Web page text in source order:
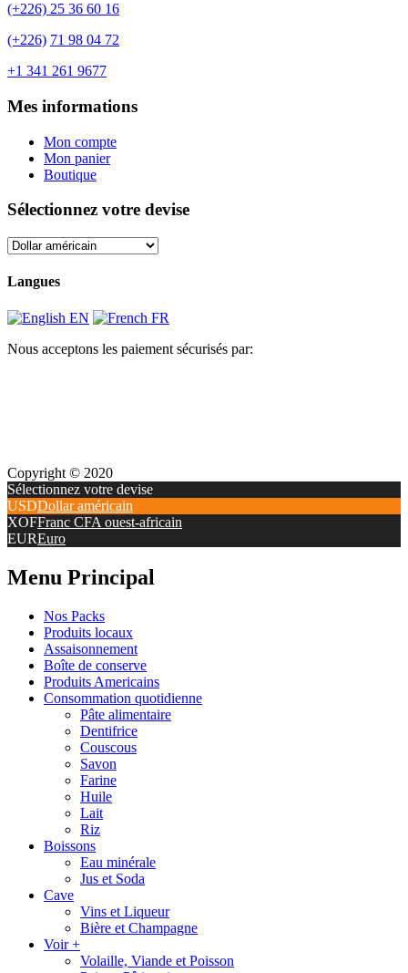
(+226) 25 36 60 16
(+226) 71 98 04 72
+1 341 261 9677
Mes informations
Mon compte
Mon panier
Boutique
Sélectionnez votre devise
Langues
EN
FR
Nous acceptons les paiement sécurisés par:
Copyright © 2020
Sélectionnez votre devise
USDDollar américain
XOFFranc CFA ouest-africain
EUREuro
Menu Principal
Nos Packs
Produits locaux
Assaisonnement
Boîte de conserve
Produits Americains
Consommation quotidienne
Pâte alimentaire
Dentifrice
Couscous
Savon
Farine
Huile
Lait
Riz
Boissons
Eau minérale
Jus et Soda
Cave
Vins et Liqueur
Bière et Champagne
Voir +
Volaille, Viande et Poisson